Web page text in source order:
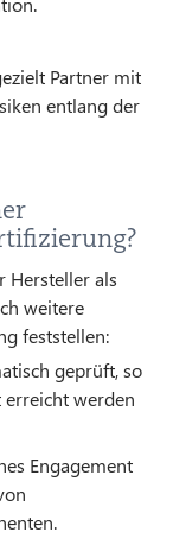
Partner mit
entlang der
Hersteller als
weitere
feststellen:
geprüft, so
erreicht werden
Engagement